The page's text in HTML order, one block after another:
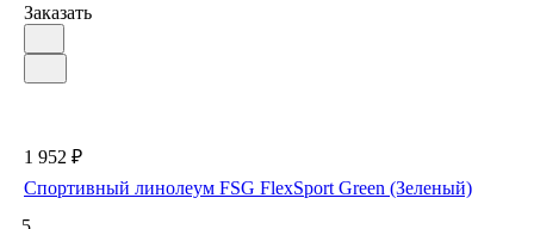
Заказать
1 952 ₽
Спортивный линолеум FSG FlexSport Green (Зеленый)